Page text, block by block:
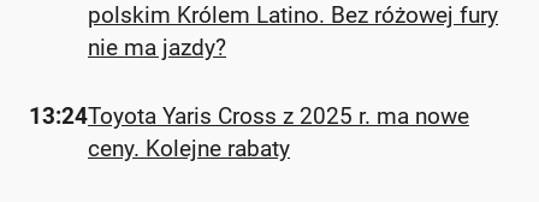
polskim Królem Latino. Bez różowej fury
nie ma jazdy?
13:24Toyota Yaris Cross z 2025 r. ma nowe
ceny. Kolejne rabaty